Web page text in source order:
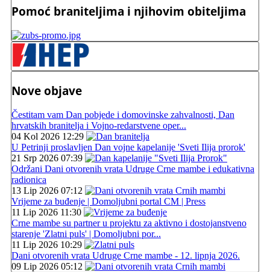
Pomoć braniteljima i njihovim obiteljima
Nove objave
Čestitam vam Dan pobjede i domovinske zahvalnosti, Dan
hrvatskih branitelja i Vojno-redarstvene oper...
04 Kol 2026 12:29
U Petrinji proslavljen Dan vojne kapelanije 'Sveti Ilija prorok'
21 Srp 2026 07:39
Održani Dani otvorenih vrata Udruge Crne mambe i edukativna
radionica
13 Lip 2026 07:12
Vrijeme za buđenje | Domoljubni portal CM | Press
11 Lip 2026 11:30
Crne mambe su partner u projektu za aktivno i dostojanstveno
starenje 'Zlatni puls' | Domoljubni por...
11 Lip 2026 10:29
Dani otvorenih vrata Udruge Crne mambe - 12. lipnja 2026.
09 Lip 2026 05:12